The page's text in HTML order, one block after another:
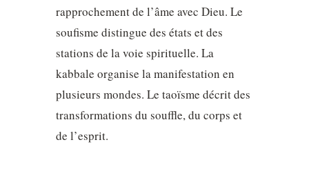
rapprochement de l’âme avec Dieu. Le
soufisme distingue des états et des
stations de la voie spirituelle. La
kabbale organise la manifestation en
plusieurs mondes. Le taoïsme décrit des
transformations du souffle, du corps et
de l’esprit.